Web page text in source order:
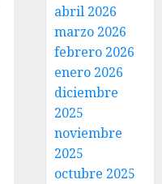
abril 2026
marzo 2026
febrero 2026
enero 2026
diciembre
2025
noviembre
2025
octubre 2025